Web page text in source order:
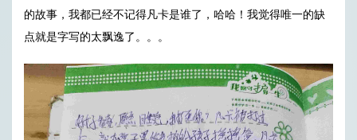
的故事，我都已经不记得凡卡是谁了，哈哈！我觉得唯一的缺
点就是字写的太飘逸了。。。